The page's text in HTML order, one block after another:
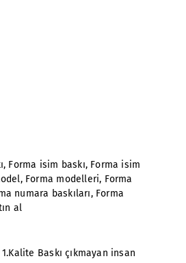
, Forma isim baskı, Forma isim
, Forma modelleri, Forma
numara baskıları, Forma
al
Baskı çıkmayan insan